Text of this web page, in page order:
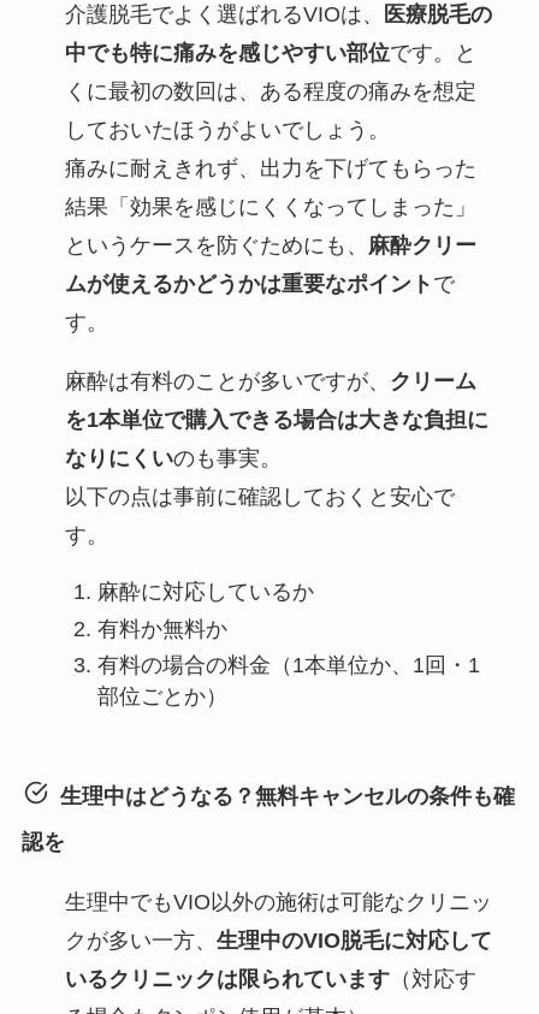
介護脱毛でよく選ばれるVIOは、
医療脱毛の
中でも特に痛みを感じやすい部位です。と
くに最初の数回は、ある程度の痛みを想定
しておいたほうがよいでしょう。
痛みに耐えきれず、出力を下げてもらった
結果「効果を感じにくくなってしまった」
というケースを防ぐためにも、 麻酔クリー
ムが使えるかどうかは重要なポイント で
す。
麻酔は有料のことが多いですが、 クリーム
を1本単位で購入できる場合は大きな負担に
なりにくいのも事実。
以下の点は事前に確認しておくと安心で
す。
麻酔に対応しているか
有料か無料か
有料の場合の料金（1本単位か、1回・1
部位ごとか）
生理中はどうなる？無料キャンセルの条件も確
認を
生理中でもVIO以外の施術は可能なクリニッ
クが多い一方、 生理中のVIO脱毛に対応して
いるクリニックは限られています（対応す